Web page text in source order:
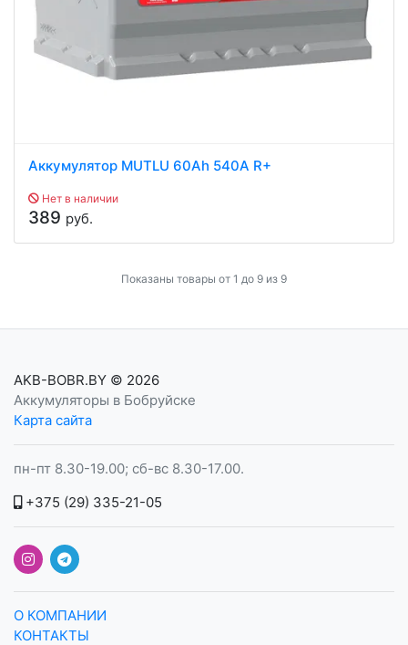
Аккумулятор MUTLU 60Ah 540A R+
Нет в наличии
389 руб.
Показаны товары от 1 до 9 из 9
AKB-BOBR.BY © 2026
Аккумуляторы в Бобруйске
Карта сайта
пн-пт 8.30-19.00; сб-вс 8.30-17.00.
+375 (29) 335-21-05
О КОМПАНИИ
КОНТАКТЫ